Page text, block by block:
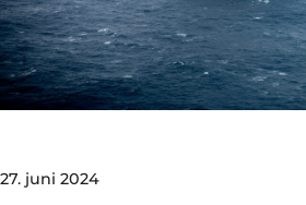
Om oss
Vår virksomhet
Bærekraft
27. juni 2024